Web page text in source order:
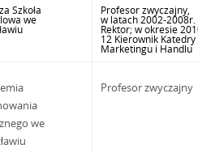
Szkoła
we
Profesor zwyczajny,
w latach 2002-2008r.
Rektor; w okresie
12 Kierownik Katedry
Marketingu i Handlu
we
Profesor zwyczajny